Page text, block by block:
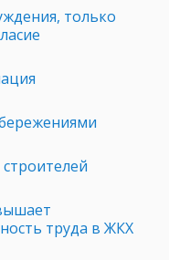
только
труда в ЖКХ